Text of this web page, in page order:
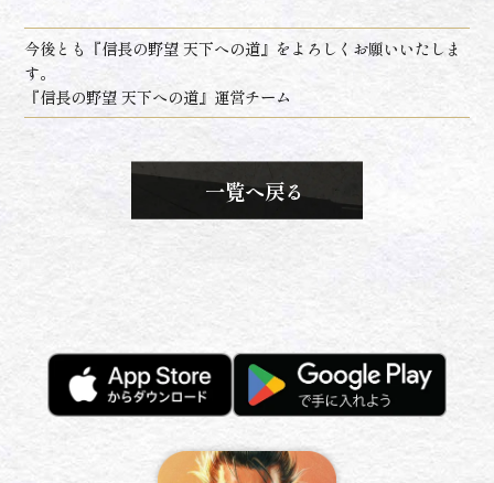
今後とも『信長の野望 天下への道』をよろしくお願いいたしま
す。
『信長の野望 天下への道』運営チーム
一覧へ戻る